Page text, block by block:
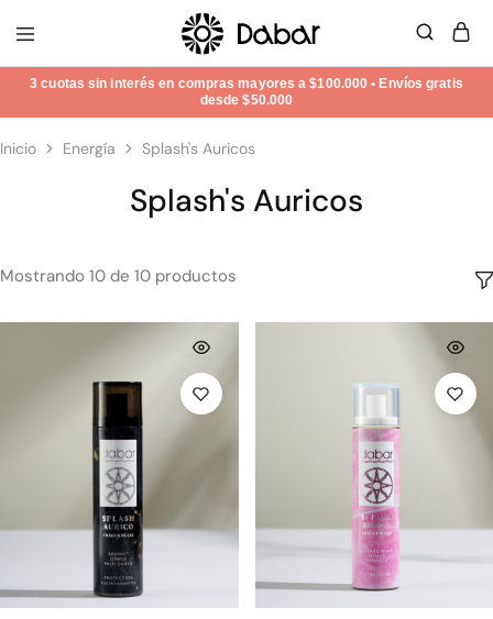
Dabar
Frecuencial
Una
Nueva
en
Bienestar,
Belleza
Energía
Inicio Energía Splash's Auricos
Splash's Auricos
Mostrando 10 de 10 productos